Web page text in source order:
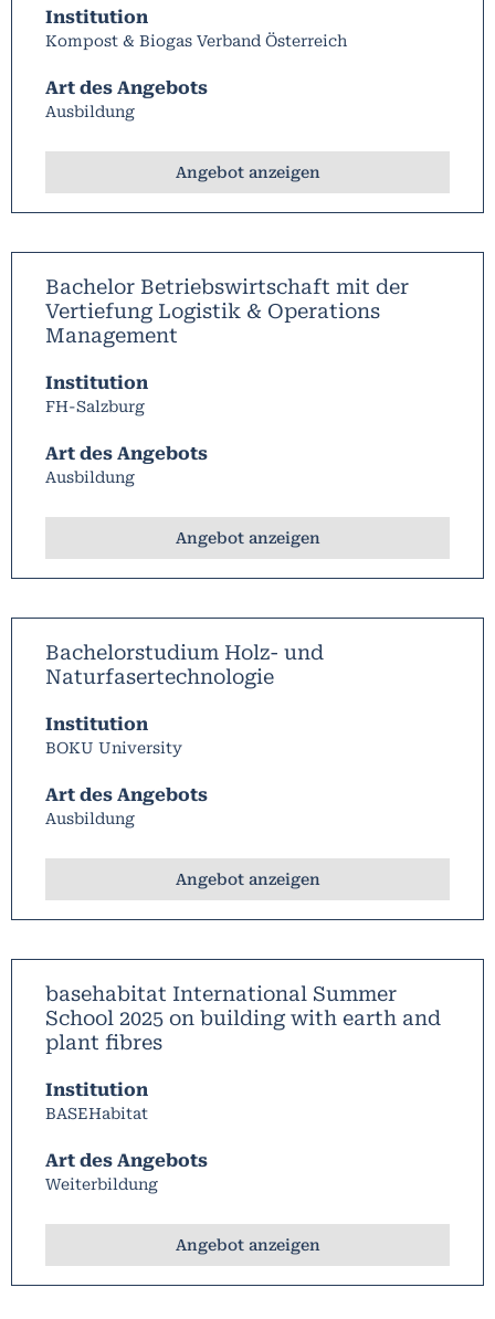
Institution
Kompost & Biogas Verband Österreich
Art des Angebots
Ausbildung
Angebot anzeigen
Bachelor Betriebswirtschaft mit der
Vertiefung Logistik & Operations
Management
Institution
FH-Salzburg
Art des Angebots
Ausbildung
Angebot anzeigen
Bachelorstudium Holz- und
Naturfasertechnologie
Institution
BOKU University
Art des Angebots
Ausbildung
Angebot anzeigen
basehabitat International Summer
School 2025 on building with earth and
plant fibres
Institution
BASEHabitat
Art des Angebots
Weiterbildung
Angebot anzeigen